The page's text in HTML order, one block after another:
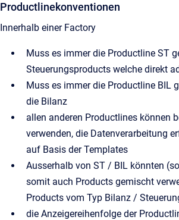
Productlinekonventionen
Innerhalb einer Factory
Muss es immer die Productline ST
Steuerungsproducts welche direkt
Muss es immer die Productline BIL
die Bilanz
allen anderen Productlines können
verwenden, die Datenverarbeitung
auf Basis der Templates
Ausserhalb von ST / BIL könnten
somit auch Products gemischt
Products vom Typ Bilanz /
die Anzeigereihenfolge der